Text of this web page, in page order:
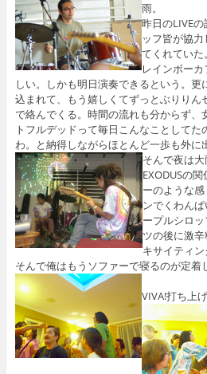
雨。
昨日のLIVE
ッフ皆が協
てくれてい
レインボー
しい。しかも明日演奏できるという。
込まれて、もう嬉しくてずっとぶりりん
で絡んでくる。時間の流れも分からず、
トフルデッドって毎日こんなことして
わ。と納得しながらほとんど一歩も外に
そんで夜は大
EXODUSの
ーのような
ンでくわん
ープルシロ
ツの後に激
キサイティン
そんで俺はもうソファーで寝るのが定着
VIVA!打ち上げ